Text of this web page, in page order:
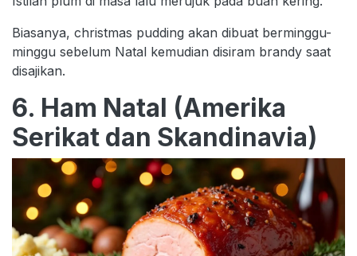
Biasanya, christmas pudding akan dibuat berminggu-
minggu sebelum Natal kemudian disiram brandy saat
disajikan.
6. Ham Natal (Amerika
Serikat dan Skandinavia)